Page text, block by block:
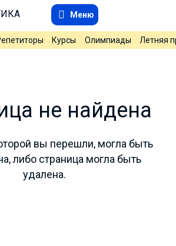
Меню
Курсы Олимпиады Летняя
не найдена
вы перешли, могла быть
либо страница могла быть
удалена.